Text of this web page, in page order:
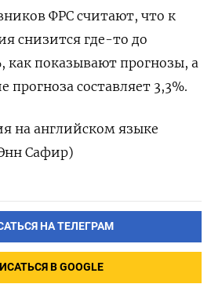
ФРС считают, что к
снизится где-то до
как показывают прогнозы, а
прогноза составляет 3,3%.
на английском языке
Сафир)
НА ТЕЛЕГРАМ
В GOOGLE